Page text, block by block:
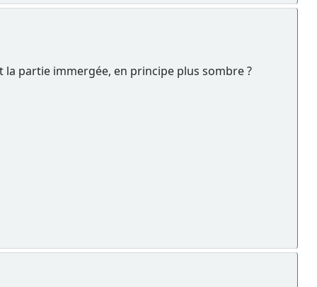
partie immergée, en principe plus sombre ?